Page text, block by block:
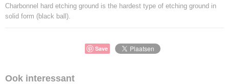
Charbonnel hard etching ground is the hardest type of etching ground in
solid form (black ball).
Save
Ook interessant